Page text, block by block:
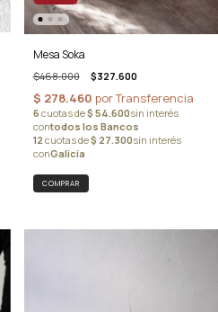
Mesa Soka
$468.000 $327.600
COMPRAR